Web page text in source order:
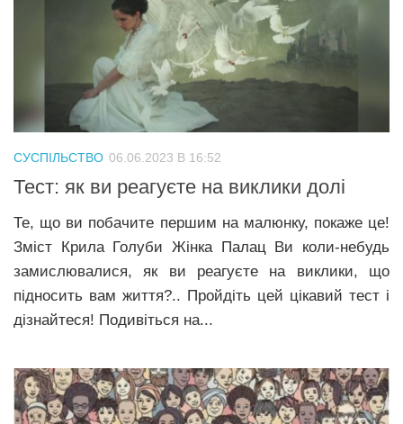
СУСПІЛЬСТВО 06.06.2023 В 16:52
Тест: як ви реагуєте на виклики долі
Те, що ви побачите першим на малюнку, покаже це!
Зміст Крила Голуби Жінка Палац Ви коли-небудь
замислювалися, як ви реагуєте на виклики, що
підносить вам життя?.. Пройдіть цей цікавий тест і
дізнайтеся! Подивіться на...